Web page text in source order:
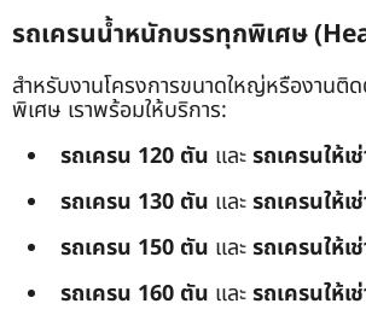
รถเครนน้ำหนักบรรทุกพิเศษ
สำหรับงานโครงการขนาดใหญ่หรืองานติ
พิเศษ เราพร้อมให้บริการ:
รถเครน 120 ตัน และรถเครนให้เ
รถเครน 130 ตัน และรถเครนให้เ
รถเครน 150 ตัน และรถเครนให้เ
รถเครน 160 ตัน และรถเครนให้เ